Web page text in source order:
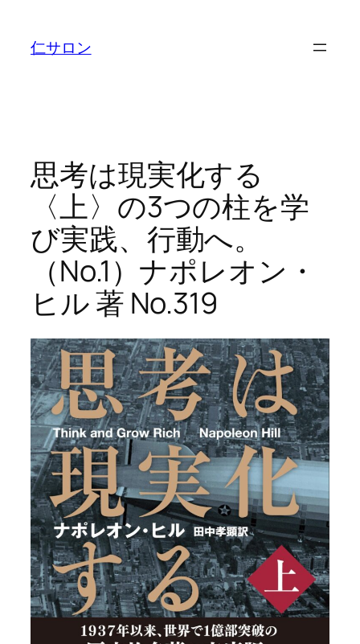
仁サロン
思考は現実化する
〈上〉の3つの柱を学
び実践、行動へ。
（No.1）ナポレオン・
ヒル 著 No.319